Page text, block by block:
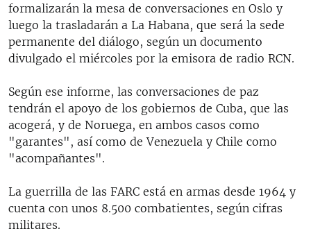
formalizarán la mesa de conversaciones en Oslo y
luego la trasladarán a La Habana, que será la sede
permanente del diálogo, según un documento
divulgado el miércoles por la emisora de radio RCN.
Según ese informe, las conversaciones de paz
tendrán el apoyo de los gobiernos de Cuba, que las
acogerá, y de Noruega, en ambos casos como
"garantes", así como de Venezuela y Chile como
"acompañantes".
La guerrilla de las FARC está en armas desde 1964 y
cuenta con unos 8.500 combatientes, según cifras
militares.